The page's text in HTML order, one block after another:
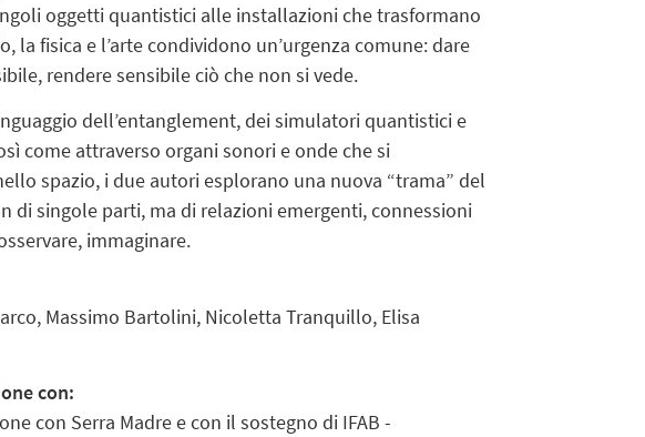
oggetti quantistici alle installazioni che trasformano
la fisica e l’arte condividono un’urgenza comune: dare
rendere sensibile ciò che non si vede.
dell’entanglement, dei simulatori quantistici e
come attraverso organi sonori e onde che si
spazio, i due autori esplorano una nuova “trama” del
di singole parti, ma di relazioni emergenti, connessioni
immaginare.
Massimo Bartolini, Nicoletta Tranquillo, Elisa
con:
con Serra Madre e con il sostegno di IFAB -